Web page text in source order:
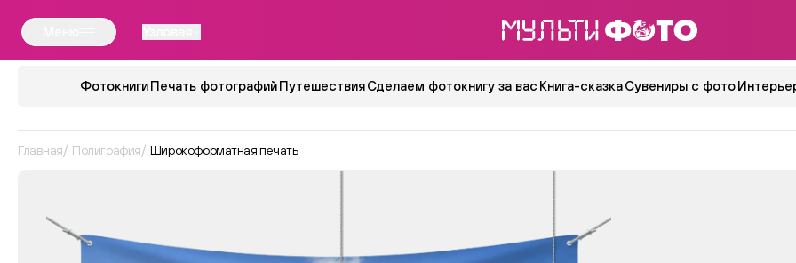
Фотокниги Печать фотографий Путешествия Сделаем фотокнигу за вас Книга-сказка Сувениры с фото
Главная Полиграфия Широкоформатная печать